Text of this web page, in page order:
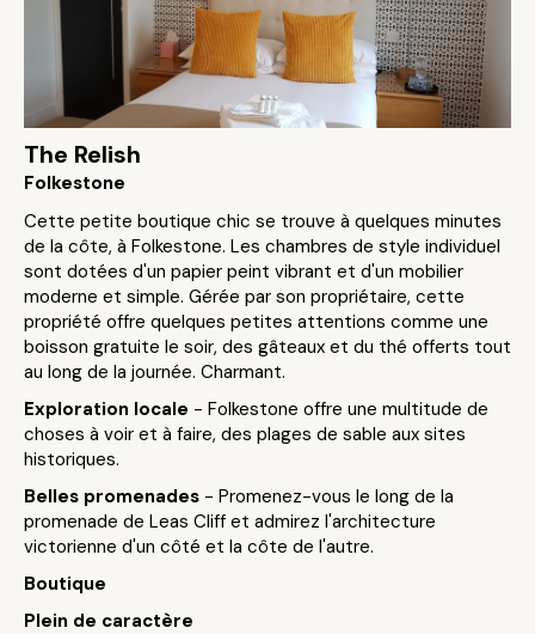
The Relish
Folkestone
Cette petite boutique chic se trouve à quelques minutes
de la côte, à Folkestone. Les chambres de style individuel
sont dotées d'un papier peint vibrant et d'un mobilier
moderne et simple. Gérée par son propriétaire, cette
propriété offre quelques petites attentions comme une
boisson gratuite le soir, des gâteaux et du thé offerts tout
au long de la journée. Charmant.
Exploration locale - Folkestone offre une multitude de
choses à voir et à faire, des plages de sable aux sites
historiques.
Belles promenades - Promenez-vous le long de la
promenade de Leas Cliff et admirez l'architecture
victorienne d'un côté et la côte de l'autre.
Boutique
Plein de caractère